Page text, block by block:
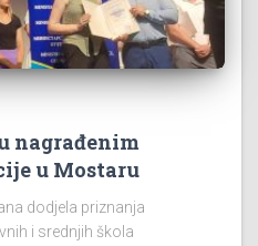
nagrađenim
u Mostaru
dodjela priznanja
i srednjih škola